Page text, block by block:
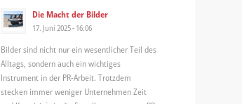
Die Macht der Bilder
17. Juni 2025 - 16:06
Bilder sind nicht nur ein wesentlicher Teil des
Alltags, sondern auch ein wichtiges
Instrument in der PR-Arbeit. Trotzdem
stecken immer weniger Unternehmen Zeit